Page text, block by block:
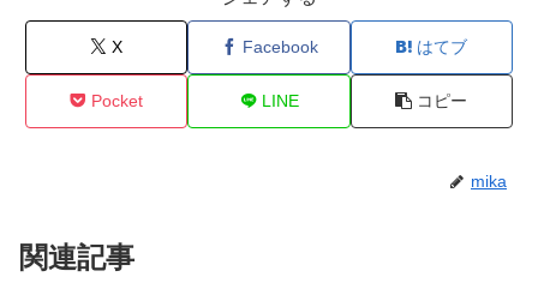
X Facebook はてブ
Pocket LINE コピー
mika
関連記事